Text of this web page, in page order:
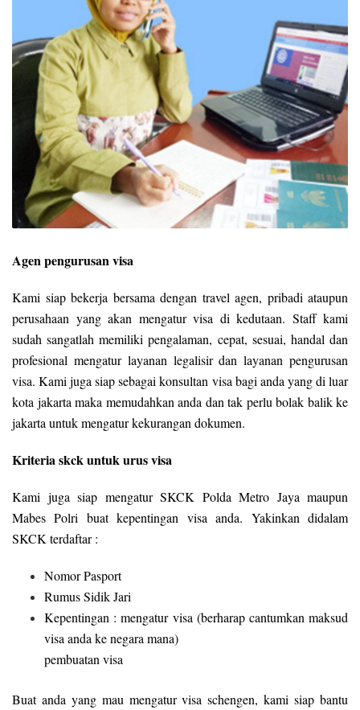
Agen pengurusan visa
Kami siap bekerja bersama dengan travel agen, pribadi ataupun
perusahaan yang akan mengatur visa di kedutaan. Staff kami
sudah sangatlah memiliki pengalaman, cepat, sesuai, handal dan
profesional mengatur layanan legalisir dan layanan pengurusan
visa. Kami juga siap sebagai konsultan visa bagi anda yang di luar
kota jakarta maka memudahkan anda dan tak perlu bolak balik ke
jakarta untuk mengatur kekurangan dokumen.
Kriteria skck untuk urus visa
Kami juga siap mengatur SKCK Polda Metro Jaya maupun
Mabes Polri buat kepentingan visa anda. Yakinkan didalam
SKCK terdaftar :
Nomor Pasport
Rumus Sidik Jari
Kepentingan : mengatur visa (berharap cantumkan maksud
visa anda ke negara mana)
pembuatan visa
Buat anda yang mau mengatur visa schengen, kami siap bantu